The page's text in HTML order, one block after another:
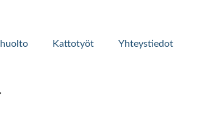
Kattotyöt Yhteystiedot